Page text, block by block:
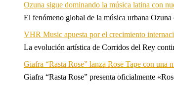
Ozuna sigue dominando la música latina con
El fenómeno global de la música urbana
VHR Music apuesta por el crecimiento
La evolución artística de Corridos del Rey
Giafra “Rasta Rose” lanza Rose Tape con una
Giafra “Rasta Rose” presenta oficialmente